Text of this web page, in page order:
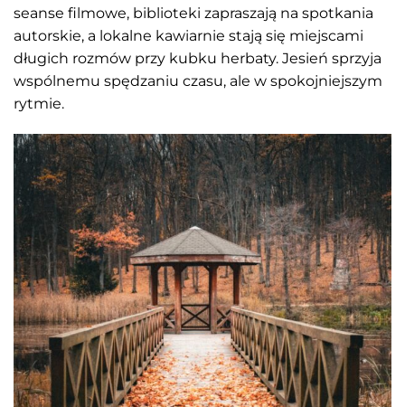
seanse filmowe, biblioteki zapraszają na spotkania
autorskie, a lokalne kawiarnie stają się miejscami
długich rozmów przy kubku herbaty. Jesień sprzyja
wspólnemu spędzaniu czasu, ale w spokojniejszym
rytmie.